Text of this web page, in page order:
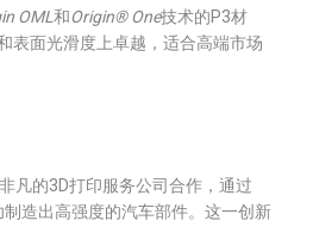
OML和Origin® One技术的P3材
表面光滑度上卓越，适合高端市场
凡的3D打印服务公司合作，通过
造出高强度的汽车部件。这一创新